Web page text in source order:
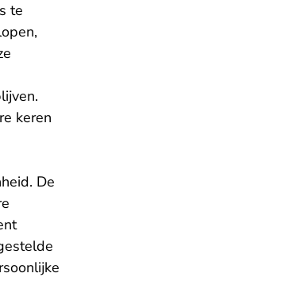
te
keren
De